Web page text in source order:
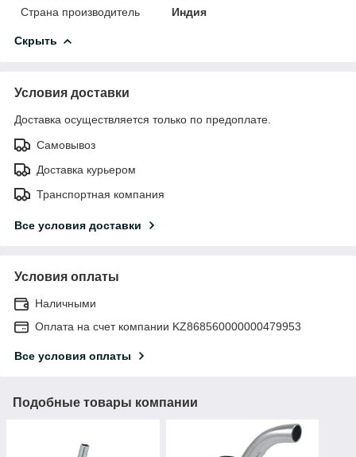
Страна производитель
Индия
Скрыть
Условия доставки
Доставка осуществляется только по предоплате.
Самовывоз
Доставка курьером
Транспортная компания
Все условия доставки
Условия оплаты
Наличными
Оплата на счет компании KZ868560000000479953
Все условия оплаты
Подобные товары компании